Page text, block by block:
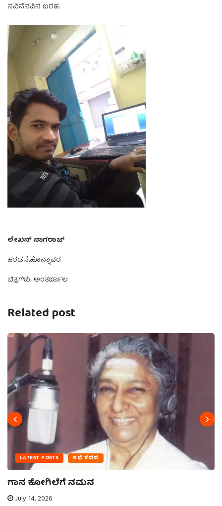
ಸವಿನೆನಪಿನ ಬರಹ.
ಲೇಖನ್ ನಾಗರಾಜ್
ಹರಡಸೆ,ಹೊನ್ನಾವರ
ಚಿತ್ರಗಳು: ಅಂತರ್ಜಾಲ
Related post
LATEST POSTS ಕಥೆ ಕವನ
ಗಾನ ಕೋಗಿಲೆಗೆ ನಮನ
July 14, 2026